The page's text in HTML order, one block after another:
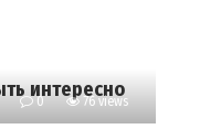
интересно
0 76 views